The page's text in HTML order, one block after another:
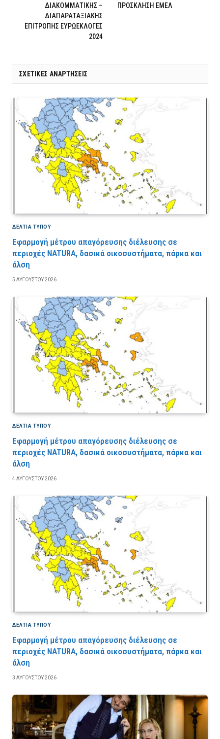
ΔΙΑΚΟΜΜΑΤΙΚΗΣ –
ΔΙΑΠΑΡΑΤΑΞΙΑΚΗΣ
ΕΠΙΤΡΟΠΗΣ ΕΥΡΩΕΚΛΟΓΕΣ
2024
ΠΡΟΣΚΛΗΣΗ ΕΜΕΛ
ΣΧΕΤΙΚΈΣ ΑΝΑΡΤΉΣΕΙΣ
ΔΕΛΤΙΑ ΤΥΠΟΥ
Εφαρμογή μέτρου απαγόρευσης διέλευσης σε
περιοχές NATURA, δασικά οικοσυστήματα, πάρκα και
άλση
5 ΑΥΓΟΎΣΤΟΥ 2026
ΔΕΛΤΙΑ ΤΥΠΟΥ
Εφαρμογή μέτρου απαγόρευσης διέλευσης σε
περιοχές NATURA, δασικά οικοσυστήματα, πάρκα και
άλση
4 ΑΥΓΟΎΣΤΟΥ 2026
ΔΕΛΤΙΑ ΤΥΠΟΥ
Εφαρμογή μέτρου απαγόρευσης διέλευσης σε
περιοχές NATURA, δασικά οικοσυστήματα, πάρκα και
άλση
3 ΑΥΓΟΎΣΤΟΥ 2026